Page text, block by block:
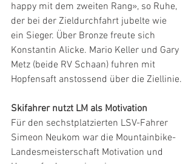
happy mit dem zweiten Rang», so Ruhe,
der bei der Zieldurchfahrt jubelte wie
ein Sieger. Über Bronze freute sich
Konstantin Alicke. Mario Keller und Gary
Metz (beide RV Schaan) fuhren mit
Hopfensaft anstossend über die Ziellinie.
Skifahrer nutzt LM als Motivation
Für den sechstplatzierten LSV-Fahrer
Simeon Neukom war die Mountainbike-
Landesmeisterschaft Motivation und